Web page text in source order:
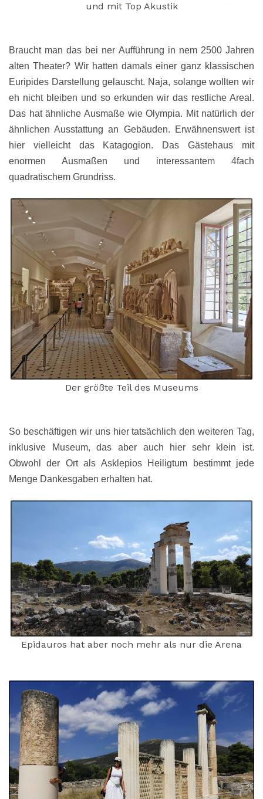
und mit Top Akustik
Braucht man das bei ner Aufführung in nem 2500 Jahren
alten Theater? Wir hatten damals einer ganz klassischen
Euripides Darstellung gelauscht. Naja, solange wollten wir
eh nicht bleiben und so erkunden wir das restliche Areal.
Das hat ähnliche Ausmaße wie Olympia. Mit natürlich der
ähnlichen Ausstattung an Gebäuden. Erwähnenswert ist
hier vielleicht das Katagogion. Das Gästehaus mit
enormen Ausmaßen und interessantem 4fach
quadratischem Grundriss.
Der größte Teil des Museums
So beschäftigen wir uns hier tatsächlich den weiteren Tag,
inklusive Museum, das aber auch hier sehr klein ist.
Obwohl der Ort als Asklepios Heiligtum bestimmt jede
Menge Dankesgaben erhalten hat.
Epidauros hat aber noch mehr als nur die Arena